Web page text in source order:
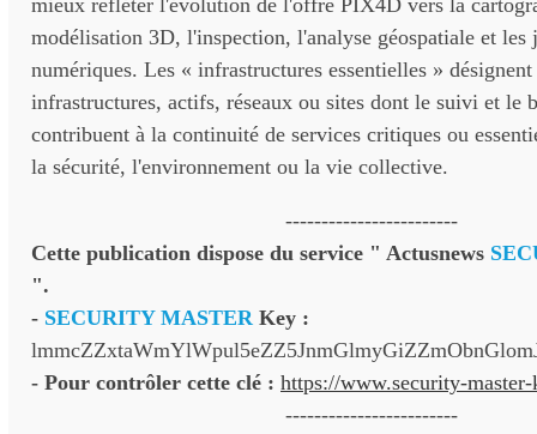
mieux refléter l'évolution de l'offre PIX4D vers la
modélisation 3D, l'inspection, l'analyse géospatiale et les
numériques. Les « infrastructures essentielles »
infrastructures, actifs, réseaux ou sites dont le suivi et le
contribuent à la continuité de services critiques ou
la sécurité, l'environnement ou la vie collective.
------------------------
Cette publication dispose du service " Actusnews
".
- SECURITY MASTERKey :
- Pour contrôler cette clé : https://www.security-master-
------------------------